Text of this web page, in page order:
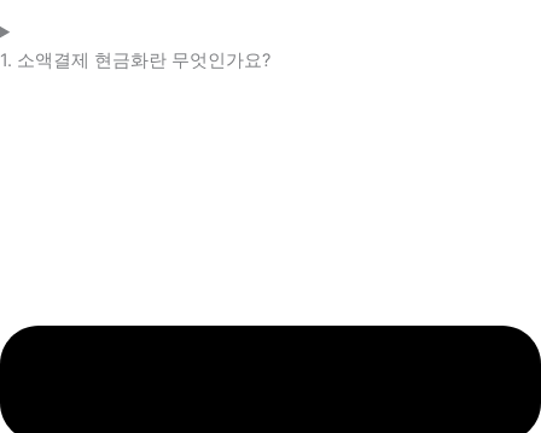
1. 소액결제 현금화란 무엇인가요?